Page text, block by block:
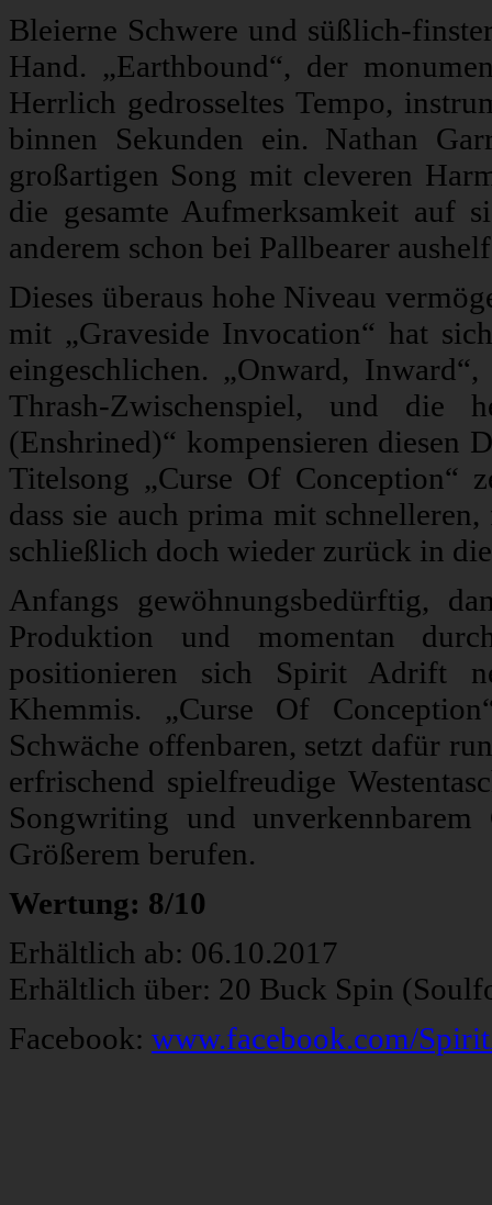
Bleierne Schwere und süßlich-
Hand. „Earthbound“, der
Herrlich gedrosseltes Tempo,
binnen Sekunden ein. Nathan
großartigen Song mit cleveren
die gesamte Aufmerksamkeit auf
anderem schon bei Pallbearer
Dieses überaus hohe Niveau
mit „Graveside Invocation“ hat
eingeschlichen. „Onward,
Thrash-Zwischenspiel, und die
(Enshrined)“ kompensieren diesen
Titelsong „Curse Of Conception“
dass sie auch prima mit
schließlich doch wieder zurück in
Anfangs gewöhnungsbedürftig,
Produktion und momentan
positionieren sich Spirit Adrift
Khemmis. „Curse Of
Schwäche offenbaren, setzt dafür
erfrischend spielfreudige
Songwriting und
Größerem berufen.
Wertung: 8/10
Erhältlich ab: 06.10.2017
Erhältlich über: 20 Buck Spin
Facebook: www.facebook.com/